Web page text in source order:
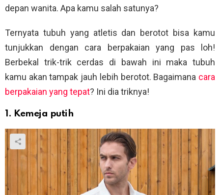
depan wanita. Apa kamu salah satunya?
Ternyata tubuh yang atletis dan berotot bisa kamu
tunjukkan dengan cara berpakaian yang pas loh!
Berbekal trik-trik cerdas di bawah ini maka tubuh
kamu akan tampak jauh lebih berotot. Bagaimana cara
berpakaian yang tepat? Ini dia triknya!
1. Kemeja putih